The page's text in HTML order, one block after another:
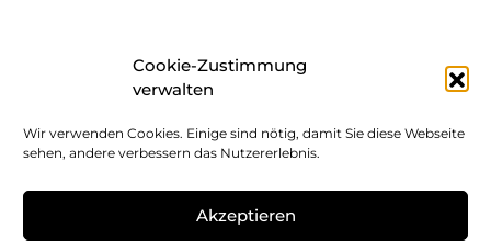
Cookie-Zustimmung
verwalten
Wir verwenden Cookies. Einige sind nötig, damit Sie diese Webseite
sehen, andere verbessern das Nutzererlebnis.
Akzeptieren
Impressum
Datenschutz